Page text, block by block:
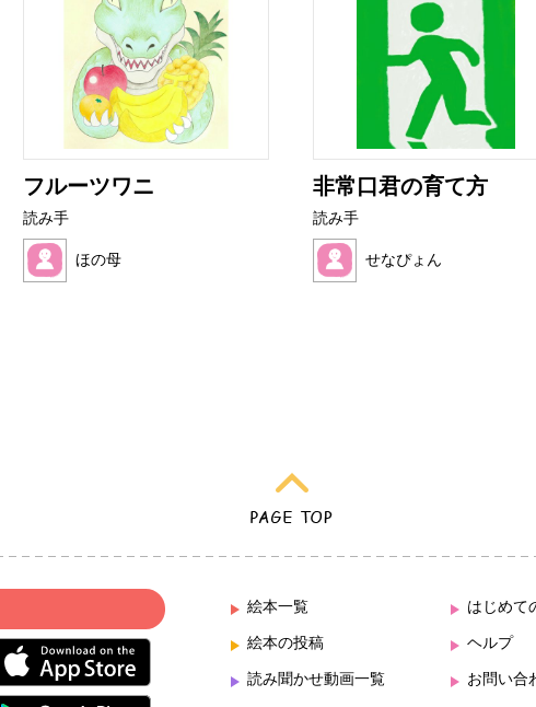
フルーツワニ
読み手
ほの母
非常口君の育て方
読み手
せなぴょん
絵本一覧
絵本の投稿
読み聞かせ動画一覧
はじめて
ヘルプ
お問い合